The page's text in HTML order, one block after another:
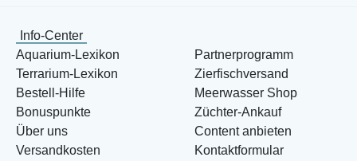
Info-Center
Aquarium-Lexikon
Terrarium-Lexikon
Bestell-Hilfe
Bonuspunkte
Über uns
Versandkosten
Partnerprogramm
Zierfischversand
Meerwasser Shop
Züchter-Ankauf
Content anbieten
Kontaktformular